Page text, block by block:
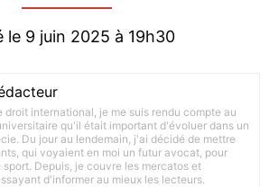
le 9 juin 2025 à 19h30
international, je me suis rendu compte au
qu'il était important d'évoluer dans un
Du jour au lendemain, j'ai décidé de mettre
qui voyaient en moi un futur avocat, pour
sport. Depuis, je couvre les mercatos et
d'informer au mieux les lecteurs.